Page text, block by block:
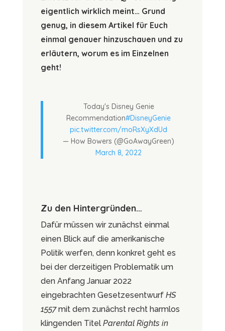
eigentlich wirklich meint… Grund
genug, in diesem Artikel für Euch
einmal genauer hinzuschauen und zu
erläutern, worum es im Einzelnen
geht!
Today's Disney Genie
Recommendation#DisneyGenie
pic.twitter.com/moRsXyXdUd
— How Bowers (@GoAwayGreen)
March 8, 2022
Zu den Hintergründen…
Dafür müssen wir zunächst einmal
einen Blick auf die amerikanische
Politik werfen, denn konkret geht es
bei der derzeitigen Problematik um
den Anfang Januar 2022
eingebrachten Gesetzesentwurf HS
1557 mit dem zunächst recht harmlos
klingenden Titel Parental Rights in